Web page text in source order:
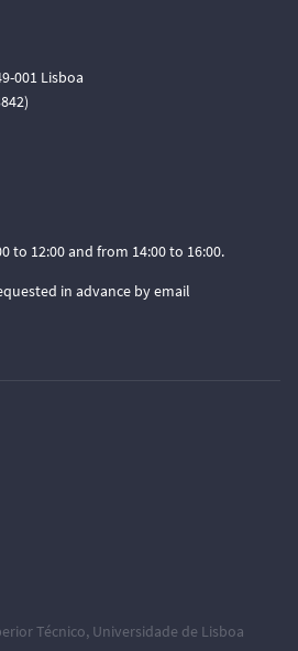
001 Lisboa
to 12:00 and from 14:00 to 16:00.
in advance by email
Técnico, Universidade de Lisboa